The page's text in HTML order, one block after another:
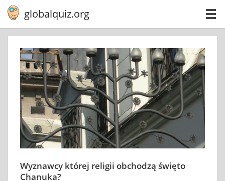
globalquiz.org
Wyznawcy której religii obchodzą święto
Chanuka?